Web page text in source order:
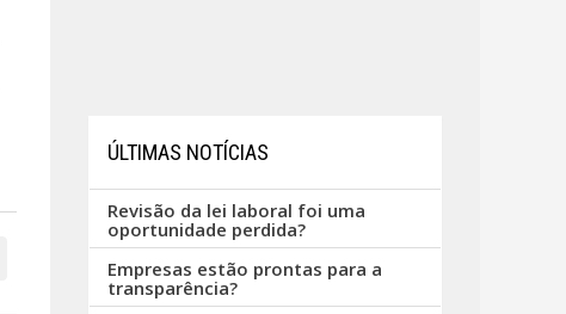
ÚLTIMAS NOTÍCIAS
Revisão da lei laboral foi uma
oportunidade perdida?
Empresas estão prontas para a
transparência?